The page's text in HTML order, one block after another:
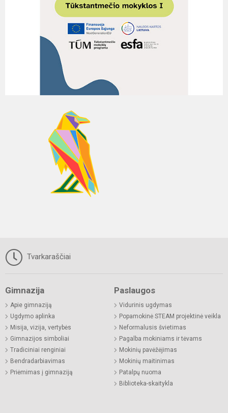
Tvarkaraščiai
Gimnazija
Apie gimnaziją
Ugdymo aplinka
Misija, vizija, vertybės
Gimnazijos simboliai
Tradiciniai renginiai
Bendradarbiavimas
Priėmimas į gimnaziją
Paslaugos
Vidurinis ugdymas
Popamokinė STEAM projektinė veikla
Neformalusis švietimas
Pagalba mokiniams ir tėvams
Mokinių pavėžėjimas
Mokinių maitinimas
Patalpų nuoma
Biblioteka-skaitykla